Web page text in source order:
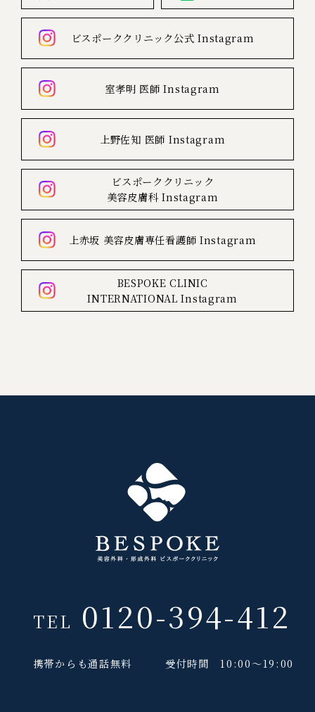
ビスポーククリニック公式 Instagram
室孝明 医師 Instagram
上野佐知 医師 Instagram
ビスポーククリニック
美容皮膚科 Instagram
上赤坂 美容皮膚専任看護師 Instagram
BESPOKE CLINIC
INTERNATIONAL Instagram
TEL 0120-394-412
携帯からも通話無料 受付時間 10:00～19:00